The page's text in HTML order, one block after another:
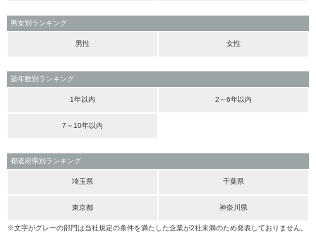
男女別ランキング
男性 女性
築年数別ランキング
1年以内 2～6年以内
7～10年以内
都道府県別ランキング
埼玉県 千葉県
東京都 神奈川県
※文字がグレーの部門は当社規定の条件を満たした企業が2社未満のため発表しておりません。